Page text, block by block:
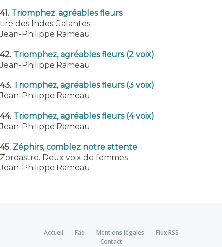
41. Triomphez, agréables fleurs
tiré des Indes Galantes
Jean-Philippe Rameau
42. Triomphez, agréables fleurs (2 voix)
Jean-Philippe Rameau
43. Triomphez, agréables fleurs (3 voix)
Jean-Philippe Rameau
44. Triomphez, agréables fleurs (4 voix)
Jean-Philippe Rameau
45. Zéphirs, comblez notre attente
Zoroastre. Deux voix de femmes
Jean-Philippe Rameau
Accueil Faq Mentions légales
Flux RSS
Contact